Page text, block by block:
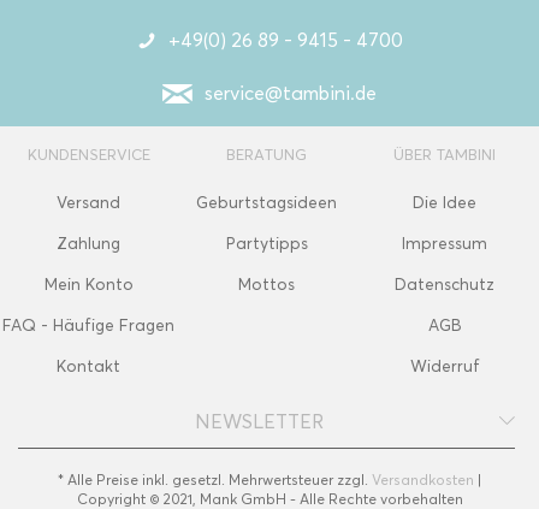
+49(0) 26 89 - 9415 - 4700
service@tambini.de
KUNDENSERVICE
Versand
Zahlung
Mein Konto
FAQ - Häufige Fragen
Kontakt
BERATUNG
Geburtstagsideen
Partytipps
Mottos
ÜBER TAMBINI
Die Idee
Impressum
Datenschutz
AGB
Widerruf
NEWSLETTER
* Alle Preise inkl. gesetzl. Mehrwertsteuer zzgl. Versandkosten |
Copyright © 2021, Mank GmbH - Alle Rechte vorbehalten